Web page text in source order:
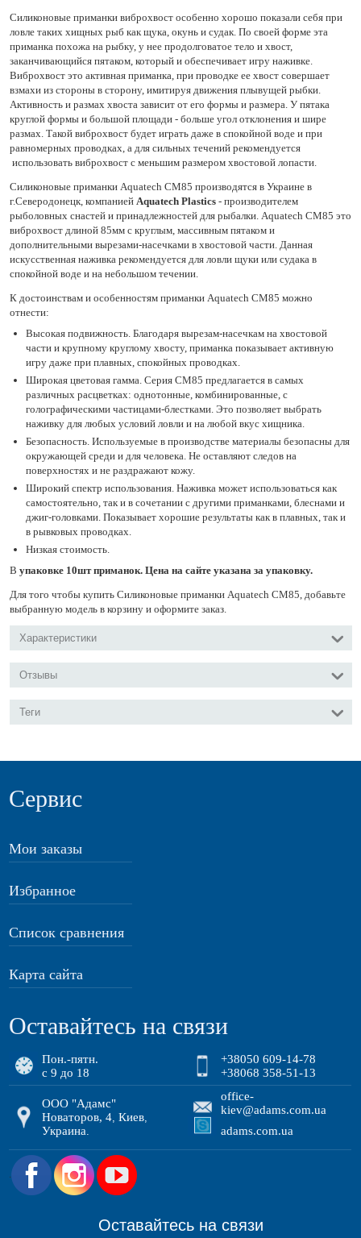
Силиконовые приманки виброхвост особенно хорошо показали себя при
ловле таких хищных рыб как щука, окунь и судак. По своей форме эта
приманка похожа на рыбку, у нее продолговатое тело и хвост,
заканчивающийся пятаком, который и обеспечивает игру наживке.
Виброхвост это активная приманка, при проводке ее хвост совершает
взмахи из стороны в сторону, имитируя движения плывущей рыбки.
Активность и размах хвоста зависит от его формы и размера. У пятака
круглой формы и большой площади - больше угол отклонения и шире
размах. Такой виброхвост будет играть даже в спокойной воде и при
равномерных проводках, а для сильных течений рекомендуется
использовать виброхвост с меньшим размером хвостовой лопасти.
Силиконовые приманки Aquatech СМ85 производятся в Украине в
г.Северодонецк, компанией Aquatech Plastics- производителем
рыболовных снастей и принадлежностей для рыбалки. Aquatech СМ85 это
виброхвост длиной 85мм с круглым, массивным пятаком и
дополнительными вырезами-насечками в хвостовой части. Данная
искусственная наживка рекомендуется для ловли щуки или судака в
спокойной воде и на небольшом течении.
К достоинствам и особенностям приманки Aquatech СМ85 можно
отнести:
Высокая подвижность. Благодаря вырезам-насечкам на хвостовой
части и крупному круглому хвосту, приманка показывает активную
игру даже при плавных, спокойных проводках.
Широкая цветовая гамма. Серия СМ85 предлагается в самых
различных расцветках: однотонные, комбинированные, с
голографическими частицами-блестками. Это позволяет выбрать
наживку для любых условий ловли и на любой вкус хищника.
Безопасность. Используемые в производстве материалы безопасны для
окружающей среди и для человека. Не оставляют следов на
поверхностях и не раздражают кожу.
Широкий спектр использования. Наживка может использоваться как
самостоятельно, так и в сочетании с другими приманками, блеснами и
джиг-головками. Показывает хорошие результаты как в плавных, так и
в рывковых проводках.
Низкая стоимость.
В упаковке 10шт приманок. Цена на сайте указана за упаковку.
Для того чтобы купить Силиконовые приманки Aquatech СМ85, добавьте
выбранную модель в корзину и оформите заказ.
Характеристики
Отзывы
Теги
Сервис
Мои заказы
Избранное
Список сравнения
Карта сайта
Оставайтесь на связи
Пон.-пятн.
с 9 до 18
+38050 609-14-78
+38068 358-51-13
ООО "Адамс"
Новаторов, 4 ,Киев
Украина
office-
kiev@adams.com.ua
adams.com.ua
.
Оставайтесь на связи